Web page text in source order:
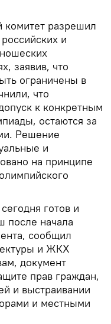
разрешил
и
заявив, что
ограничены в
что
к конкретным
остаются за
Решение
и
на принципе
готов и
после начала
сообщил
и ЖКХ
документ
прав граждан,
и выстраивании
и местными